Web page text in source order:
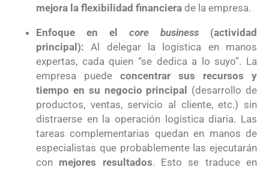
mejora la flexibilidad financiera de la empresa.
Enfoque en el core business (actividad
principal): Al delegar la logística en manos
expertas, cada quien “se dedica a lo suyo”. La
empresa puede concentrar sus recursos y
tiempo en su negocio principal
(desarrollo de
productos, ventas, servicio al cliente, etc.) sin
distraerse en la operación logística diaria. Las
tareas complementarias quedan en manos de
especialistas que probablemente las ejecutarán
con mejores resultados. Esto se traduce en